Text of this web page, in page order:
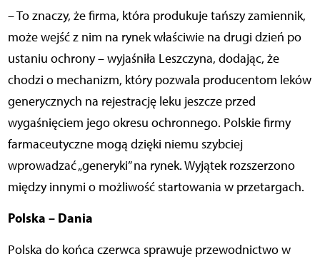
– To znaczy, że firma, która produkuje tańszy zamiennik,
może wejść z nim na rynek właściwie na drugi dzień po
ustaniu ochrony – wyjaśniła Leszczyna, dodając, że
chodzi o mechanizm, który pozwala producentom leków
generycznych na rejestrację leku jeszcze przed
wygaśnięciem jego okresu ochronnego. Polskie firmy
farmaceutyczne mogą dzięki niemu szybciej
wprowadzać „generyki” na rynek. Wyjątek rozszerzono
między innymi o możliwość startowania w przetargach.
Polska – Dania
Polska do końca czerwca sprawuje przewodnictwo w